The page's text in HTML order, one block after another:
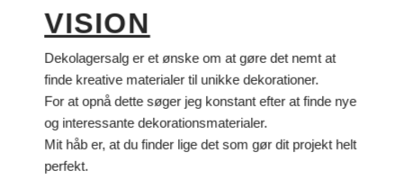
VISION
Dekolagersalg er et ønske om at gøre det nemt at
finde kreative materialer til unikke dekorationer.
For at opnå dette søger jeg konstant efter at finde nye
og interessante dekorationsmaterialer.
Mit håb er, at du finder lige det som gør dit projekt helt
perfekt.